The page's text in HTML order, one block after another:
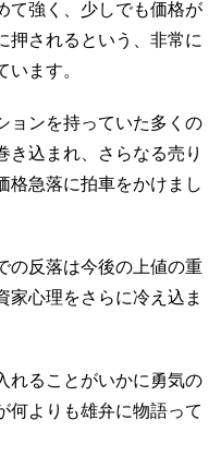
て強く、少しでも価格が
押されるという、非常に
ます。
ョンを持っていた多くの
き込まれ、さらなる売り
格急落に拍車をかけまし
の反落は今後の上値の重
家心理をさらに冷え込ま
れることがいかに勇気の
何よりも雄弁に物語って